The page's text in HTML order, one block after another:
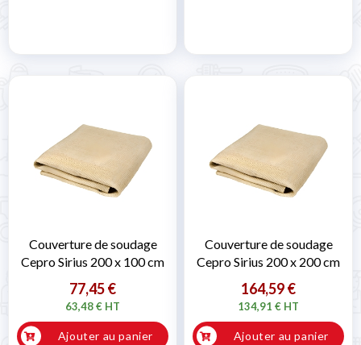
Couverture de soudage
Cepro Sirius 200 x 100 cm
77,45 €
63,48 € HT
Ajouter au panier
Couverture de soudage
Cepro Sirius 200 x 200 cm
164,59 €
134,91 € HT
Ajouter au panier